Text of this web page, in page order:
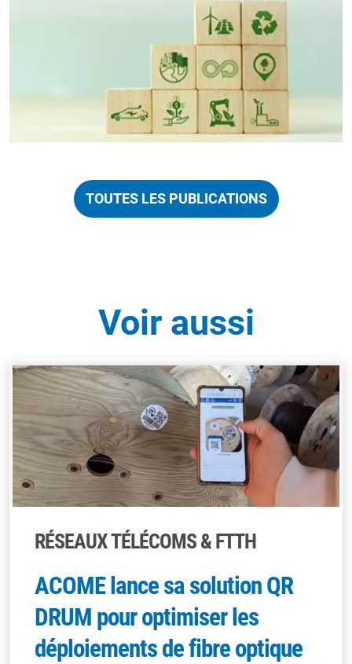
TOUTES LES PUBLICATIONS
Voir aussi
RÉSEAUX TÉLÉCOMS & FTTH
ACOME lance sa solution QR
DRUM pour optimiser les
déploiements de fibre optique